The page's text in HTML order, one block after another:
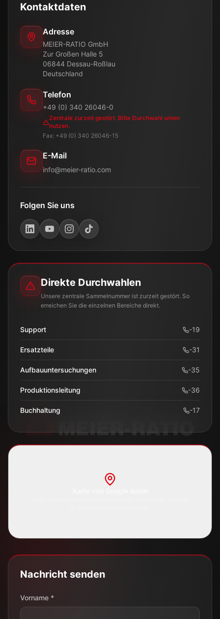
Kontaktdaten
Adresse
MEIER-RATIO GmbH
Zur Großen Halle 5
06844 Dessau-Roßlau
Deutschland
Telefon
+49 (0) 340 26046-0
Zentrale zurzeit gestört. Bitte Durchwahl unten
nutzen.
Fax: +49 (0) 340 26046-15
E-Mail
info@meier-ratio.com
Folgen Sie uns
Direkte Durchwahlen
Unsere zentrale Sammelnummer ist zurzeit gestört. So
erreichen Sie die einzelnen Bereiche direkt.
Support -19
Ersatzteile -31
Aufbauuntersuchungen -35
Produktionsleitung -36
Buchhaltung -17
Nachricht senden
Vorname *